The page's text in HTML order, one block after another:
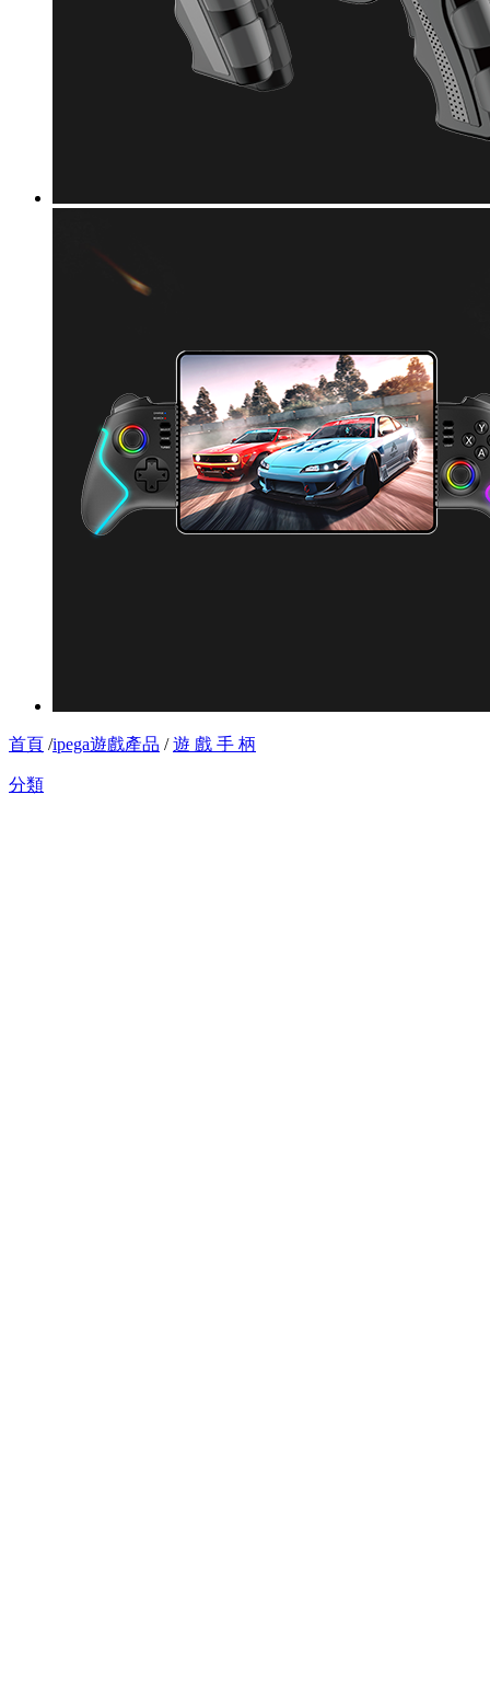
首頁 /ipega遊戲產品 /遊 戲 手 柄
分類